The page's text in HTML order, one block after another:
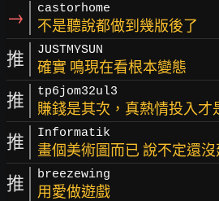
→ castorhome
不是聽說都做到幾版後了
推 JUSTMYSUN
確實 鳴現在看根本變態
推 tp6jom32ul3
賺錢是其次，真熱情投入才
推 Informatik
畫個美術圖而已 說不定還
推 breezewing
用愛做遊戲